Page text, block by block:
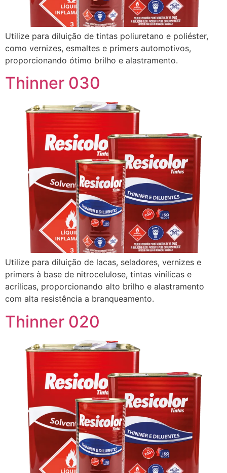
Utilize para diluição de tintas poliuretano e poliéster,
como vernizes, esmaltes e primers automotivos,
proporcionando ótimo brilho e alastramento.
Thinner 030
Utilize para diluição de lacas, seladores, vernizes e
primers à base de nitrocelulose, tintas vinílicas e
acrílicas, proporcionando alto brilho e alastramento
com alta resistência a branqueamento.
Thinner 020